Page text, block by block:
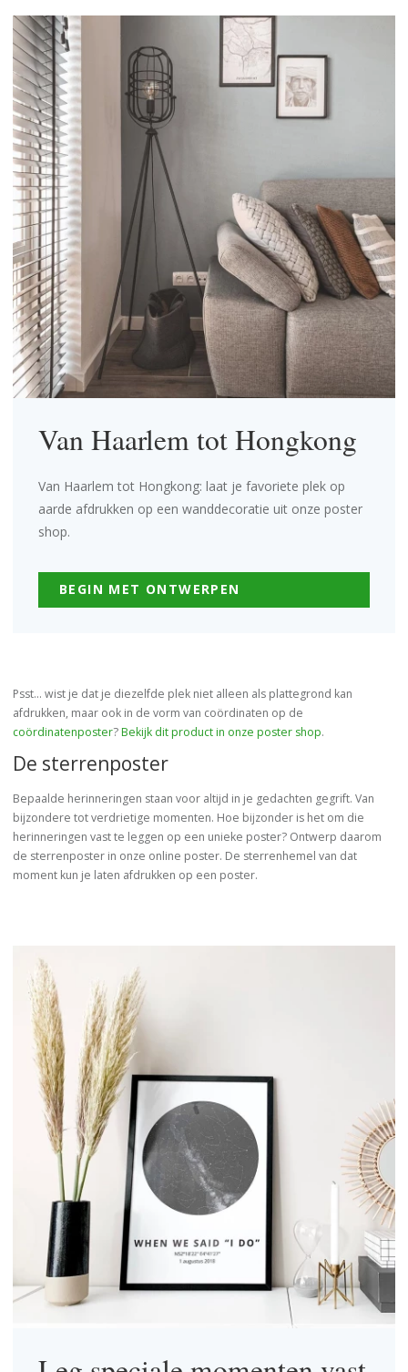
Van Haarlem tot Hongkong
Van Haarlem tot Hongkong: laat je favoriete plek op
aarde afdrukken op een wanddecoratie uit onze poster
shop.
BEGIN MET ONTWERPEN
Psst... wist je dat je diezelfde plek niet alleen als plattegrond kan
afdrukken, maar ook in de vorm van coördinaten op de
coördinatenposter?Bekijk dit product in onze poster shop.
De sterrenposter
Bepaalde herinneringen staan voor altijd in je gedachten gegrift. Van
bijzondere tot verdrietige momenten. Hoe bijzonder is het om die
herinneringen vast te leggen op een unieke poster? Ontwerp daarom
de sterrenposter in onze online poster. De sterrenhemel van dat
moment kun je laten afdrukken op een poster.